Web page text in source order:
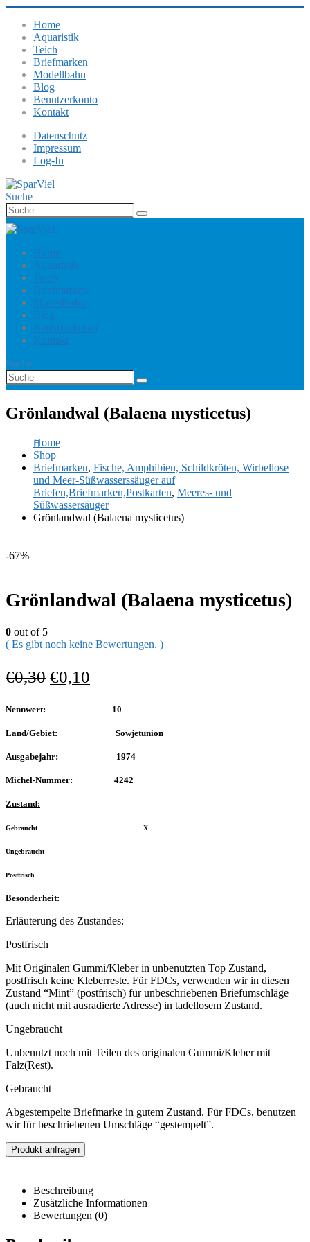
Home
Aquaristik
Teich
Briefmarken
Modellbahn
Blog
Benutzerkonto
Kontakt
Datenschutz
Impressum
Log-In
Suche
Home
Aquaristik
Teich
Briefmarken
Modellbahn
Blog
Benutzerkonto
Kontakt
Suche
Grönlandwal (Balaena mysticetus)
Home
Shop
Briefmarken, Fische, Amphibien, Schildkröten, Wirbellose
und Meer-Süßwasserssäuger auf
Briefen,Briefmarken,Postkarten, Meeres- und
Süßwassersäuger
Grönlandwal (Balaena mysticetus)
-67%
Grönlandwal (Balaena mysticetus)
0 out of 5
( Es gibt noch keine Bewertungen. )
€0,30 €0,10
Nennwert: 10
Land/Gebiet: Sowjetunion
Ausgabejahr: 1974
Michel-Nummer: 4242
Zustand:
Gebraucht X
Ungebraucht
Postfrisch
Besonderheit:
Erläuterung des Zustandes:
Postfrisch
Mit Originalen Gummi/Kleber in unbenutzten Top Zustand,
postfrisch keine Kleberreste. Für FDCs, verwenden wir in diesen
Zustand “Mint” (postfrisch) für unbeschriebenen Briefumschläge
(auch nicht mit ausradierte Adresse) in tadellosem Zustand.
Ungebraucht
Unbenutzt noch mit Teilen des originalen Gummi/Kleber mit
Falz(Rest).
Gebraucht
Abgestempelte Briefmarke in gutem Zustand. Für FDCs, benutzen
wir für beschriebenen Umschläge “gestempelt”.
Produkt anfragen
Beschreibung
Zusätzliche Informationen
Bewertungen (0)